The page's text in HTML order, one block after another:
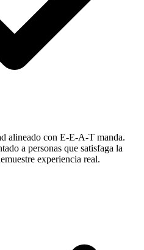
alineado con E-E-A-T manda.
a personas que satisfaga la
experiencia real.